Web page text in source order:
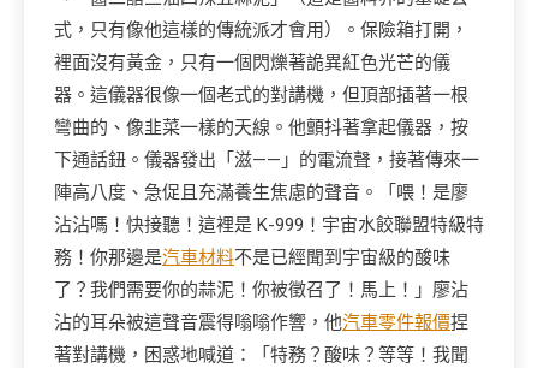
式，只有像他這樣的傳統派才會用）。保險箱打開，
裡面沒有黃金，只有一個閃爍著詭異紅色光芒的儀
器。這儀器很像一個老式的對講機，但頂部插著一根
彎曲的、像韭菜一樣的天線。他顫抖著拿起儀器，按
下通話鈕。儀器發出「滋——」的電流聲，接著傳來一
陣高八度、急促且充滿養生焦慮的聲音。「喂！是廖
沾沾嗎！快接聽！這裡是 K-999！宇宙水餃聯盟特級特
務！你那邊是汽車材料不是已經聞到宇宙級的酸味
了？我們需要你的蒜泥！你被徵召了！馬上！」廖沾
沾的耳朵被這聲音震得嗡嗡作響，他汽車零件報價捏
著對講機，困惑地喊道：「特務？酸味？等等！我聞